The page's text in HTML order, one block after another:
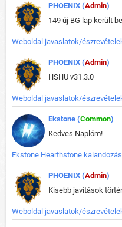
PHOENIX (Admin)
Weboldal javaslatok/
PHOENIX (Admin)
HSHU v31.3.0
Weboldal javaslatok/
Ekstone (Common)
Kedves Naplóm!
Ekstone Hearthstone
PHOENIX (Admin)
Kisebb javítások
Weboldal javaslatok/